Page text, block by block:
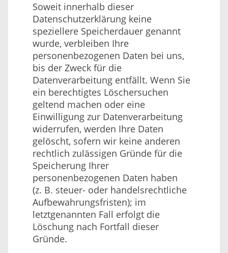
Soweit innerhalb dieser
Datenschutzerklärung keine
speziellere Speicherdauer genannt
wurde, verbleiben Ihre
personenbezogenen Daten bei uns,
bis der Zweck für die
Datenverarbeitung entfällt. Wenn Sie
ein berechtigtes Löschersuchen
geltend machen oder eine
Einwilligung zur Datenverarbeitung
widerrufen, werden Ihre Daten
gelöscht, sofern wir keine anderen
rechtlich zulässigen Gründe für die
Speicherung Ihrer
personenbezogenen Daten haben
(z. B. steuer- oder handelsrechtliche
Aufbewahrungsfristen); im
letztgenannten Fall erfolgt die
Löschung nach Fortfall dieser
Gründe.